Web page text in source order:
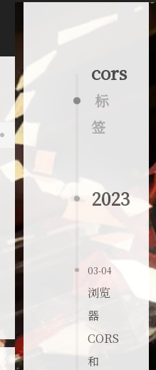
cors
标
签
2023
03-04
浏览
器
CORS
和